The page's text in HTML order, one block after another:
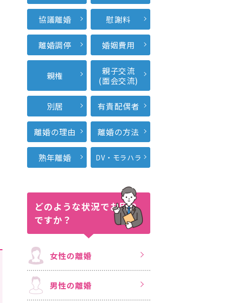
協議離婚 慰謝料
離婚調停 婚姻費用
親権
親子交流
(面会交流)
別居 有責配偶者
離婚の理由 離婚の方法
熟年離婚 DV・モラハラ
どのような状況でお困り
ですか？
女性の離婚
男性の離婚